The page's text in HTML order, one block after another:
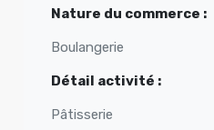
Nature du commerce :
Boulangerie
Détail activité :
Pâtisserie